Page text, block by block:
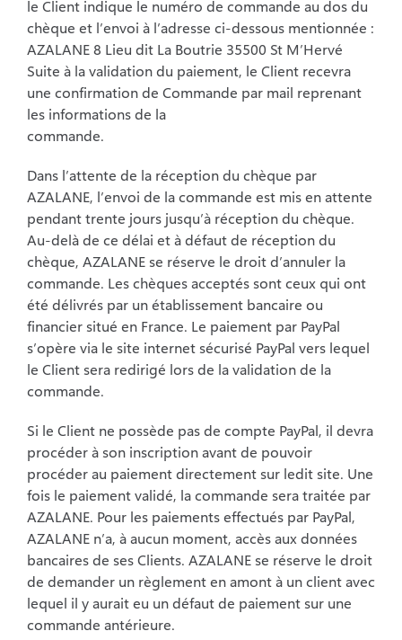
le Client indique le numéro de commande au dos du
chèque et l’envoi à l’adresse ci-dessous mentionnée :
AZALANE 8 Lieu dit La Boutrie 35500 St M’Hervé
Suite à la validation du paiement, le Client recevra
une confirmation de Commande par mail reprenant
les informations de la
commande.
Dans l’attente de la réception du chèque par
AZALANE, l’envoi de la commande est mis en attente
pendant trente jours jusqu’à réception du chèque.
Au-delà de ce délai et à défaut de réception du
chèque, AZALANE se réserve le droit d’annuler la
commande. Les chèques acceptés sont ceux qui ont
été délivrés par un établissement bancaire ou
financier situé en France. Le paiement par PayPal
s’opère via le site internet sécurisé PayPal vers lequel
le Client sera redirigé lors de la validation de la
commande.
Si le Client ne possède pas de compte PayPal, il devra
procéder à son inscription avant de pouvoir
procéder au paiement directement sur ledit site. Une
fois le paiement validé, la commande sera traitée par
AZALANE. Pour les paiements effectués par PayPal,
AZALANE n’a, à aucun moment, accès aux données
bancaires de ses Clients. AZALANE se réserve le droit
de demander un règlement en amont à un client avec
lequel il y aurait eu un défaut de paiement sur une
commande antérieure.